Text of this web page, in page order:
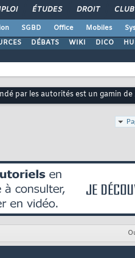
ÉTUDES DROIT CLUB
SGBD Office Mobiles
DÉBATS WIKI DICO
par les autorités est un gamin de